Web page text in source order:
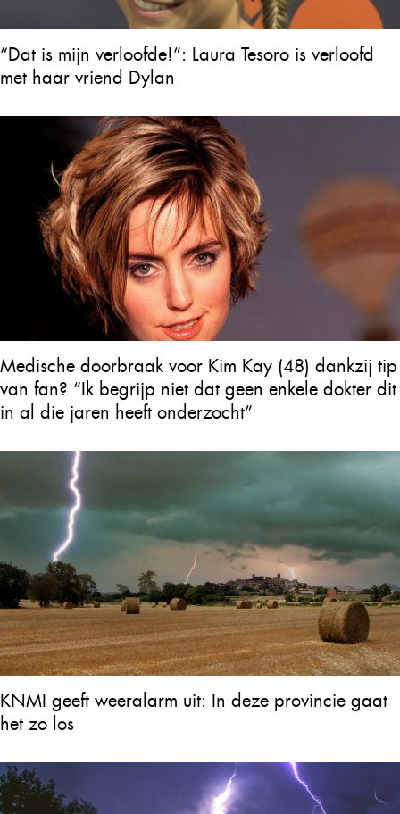
“Dat is mijn verloofde!”: Laura Tesoro is verloofd
met haar vriend Dylan
Medische doorbraak voor Kim Kay (48) dankzij tip
van fan? “Ik begrijp niet dat geen enkele dokter dit
in al die jaren heeft onderzocht”
KNMI geeft weeralarm uit: In deze provincie gaat
het zo los